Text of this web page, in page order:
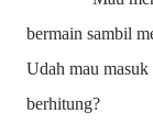
bermain sambil
Udah mau
berhitung?